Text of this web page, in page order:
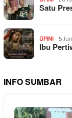
Satu
OPINI 5
Ibu
INFO SUMBAR